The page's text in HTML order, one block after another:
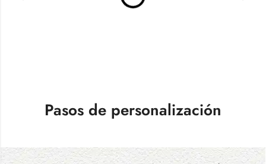
Pasos de personalización